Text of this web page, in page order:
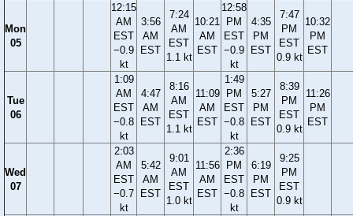
Mon
05
12:15
AM
EST
−0.9
kt
3:56
AM
EST
7:24
AM
EST
1.1 kt
10:21
AM
EST
12:58
PM
EST
−0.9
kt
4:35
PM
EST
7:47
PM
EST
0.9 kt
10:32
PM
EST
Tue
06
1:09
AM
EST
−0.8
kt
4:47
AM
EST
8:16
AM
EST
1.1 kt
11:09
AM
EST
1:49
PM
EST
−0.8
kt
5:27
PM
EST
8:39
PM
EST
0.9 kt
11:26
PM
EST
Wed
07
2:03
AM
EST
−0.7
kt
5:42
AM
EST
9:01
AM
EST
1.0 kt
11:56
AM
EST
2:36
PM
EST
−0.8
kt
6:19
PM
EST
9:25
PM
EST
0.9 kt